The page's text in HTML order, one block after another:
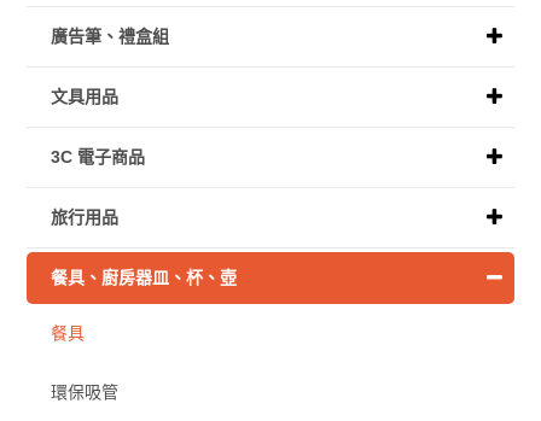
廣告筆、禮盒組
文具用品
3C 電子商品
旅行用品
餐具、廚房器皿、杯、壺
餐具
環保吸管